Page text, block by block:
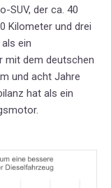
SUV, der ca. 40
Kilometer und drei
ein
mit dem deutschen
und acht Jahre
hat als ein